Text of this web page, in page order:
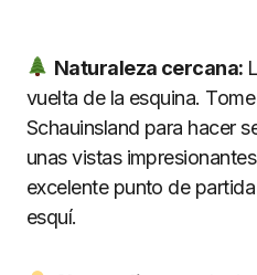
Naturaleza cercana:
vuelta de la esquina.
Schauinsland para hacer
unas vistas
excelente punto de
esquí.